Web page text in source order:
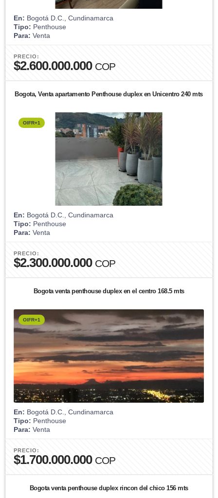
En: Bogotá D.C., Cundinamarca
Tipo: Penthouse
Para: Venta
PRECIO:
$2.600.000.000 COP
Bogota, Venta apartamento Penthouse duplex en Unicentro 240 mts
OIFR+1
En: Bogotá D.C., Cundinamarca
Tipo: Penthouse
Para: Venta
PRECIO:
$2.300.000.000 COP
Bogota venta penthouse duplex en el centro 168.5 mts
OIFR+1
En: Bogotá D.C., Cundinamarca
Tipo: Penthouse
Para: Venta
PRECIO:
$1.700.000.000 COP
Bogota venta penthouse duplex rincon del chico 156 mts